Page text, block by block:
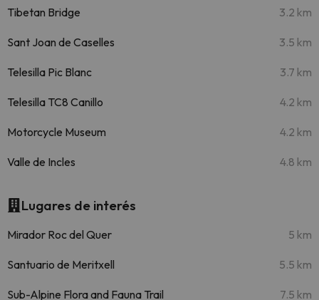
Tibetan Bridge 3.2 km
Sant Joan de Caselles 3.5 km
Telesilla Pic Blanc 3.7 km
Telesilla TC8 Canillo 4.2 km
Motorcycle Museum 4.2 km
Valle de Incles 4.8 km
Lugares de interés
Mirador Roc del Quer 5 km
Santuario de Meritxell 5.5 km
Sub-Alpine Flora and Fauna Trail 7.5 km